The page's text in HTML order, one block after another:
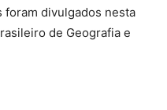
foram divulgados nesta
de Geografia e